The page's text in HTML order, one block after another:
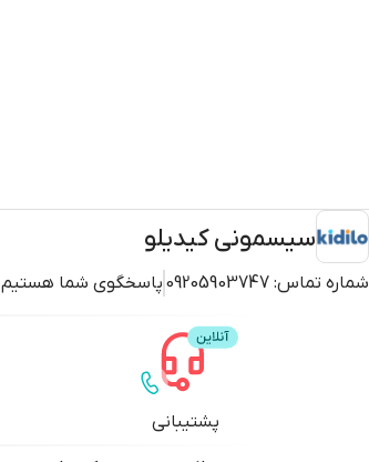
سیسمونی کیدیلو
شماره تماس: 09205903747 پاسخگوی شما هستیم
پشتیبانی